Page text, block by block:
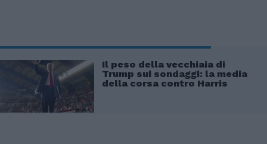
Il peso della vecchiaia di
Trump sui sondaggi: la media
della corsa contro Harris